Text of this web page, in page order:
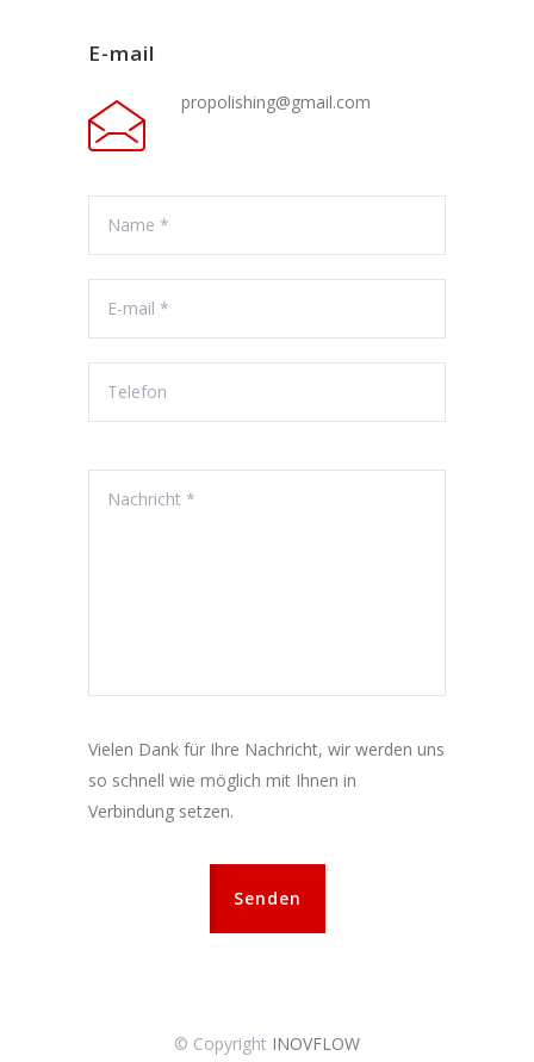
E-mail
propolishing@gmail.com
Vielen Dank für Ihre Nachricht, wir werden uns
so schnell wie möglich mit Ihnen in
Verbindung setzen.
Senden
© Copyright INOVFLOW